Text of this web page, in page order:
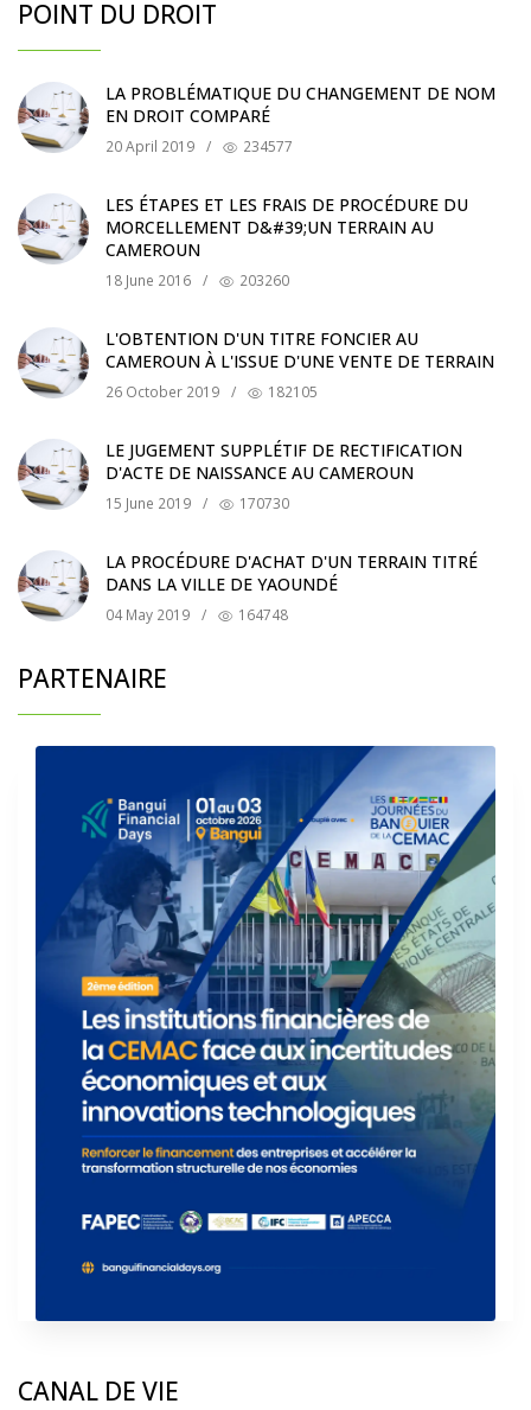
POINT DU DROIT
LA PROBLÉMATIQUE DU CHANGEMENT DE NOM
EN DROIT COMPARÉ
20 April 2019 / 234577
LES ÉTAPES ET LES FRAIS DE PROCÉDURE DU
MORCELLEMENT D&#39;UN TERRAIN AU
CAMEROUN
18 June 2016 / 203260
L'OBTENTION D'UN TITRE FONCIER AU
CAMEROUN À L'ISSUE D'UNE VENTE DE TERRAIN
26 October 2019 / 182105
LE JUGEMENT SUPPLÉTIF DE RECTIFICATION
D'ACTE DE NAISSANCE AU CAMEROUN
15 June 2019 / 170730
LA PROCÉDURE D'ACHAT D'UN TERRAIN TITRÉ
DANS LA VILLE DE YAOUNDÉ
04 May 2019 / 164748
PARTENAIRE
CANAL DE VIE